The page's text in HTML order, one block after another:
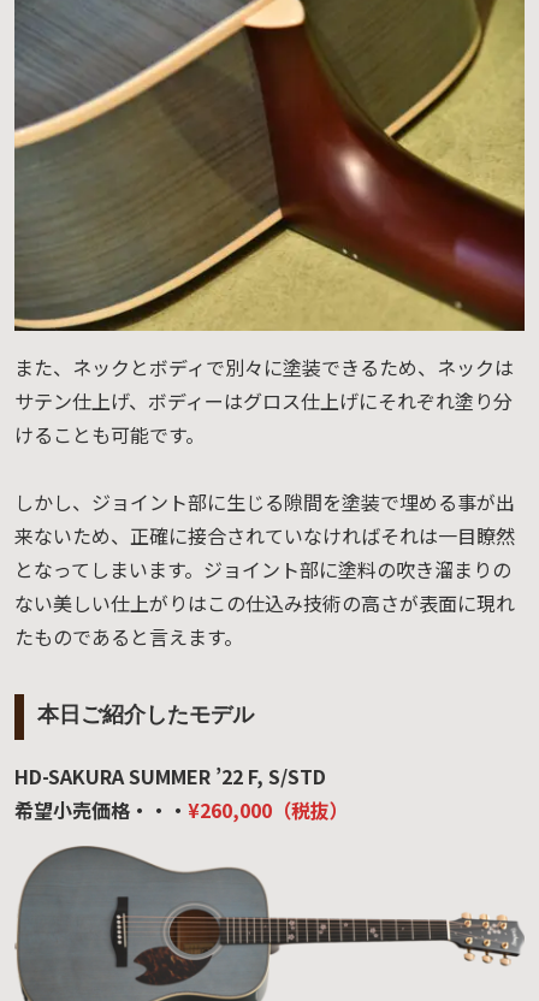
また、ネックとボディで別々に塗装できるため、ネックは
サテン仕上げ、ボディーはグロス仕上げにそれぞれ塗り分
けることも可能です。
しかし、ジョイント部に生じる隙間を塗装で埋める事が出
来ないため、正確に接合されていなければそれは一目瞭然
となってしまいます。ジョイント部に塗料の吹き溜まりの
ない美しい仕上がりはこの仕込み技術の高さが表面に現れ
たものであると言えます。
本日ご紹介したモデル
HD-SAKURA SUMMER ’22 F, S/STD
希望小売価格・・・ ¥260,000（税抜）